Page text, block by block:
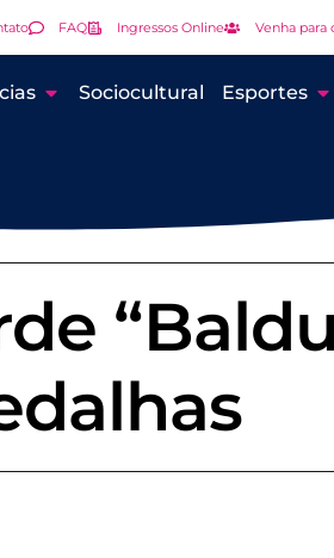
FAQ Ingressos Online Venha para
Sociocultural Esportes